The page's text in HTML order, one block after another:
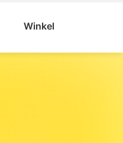
Winkel